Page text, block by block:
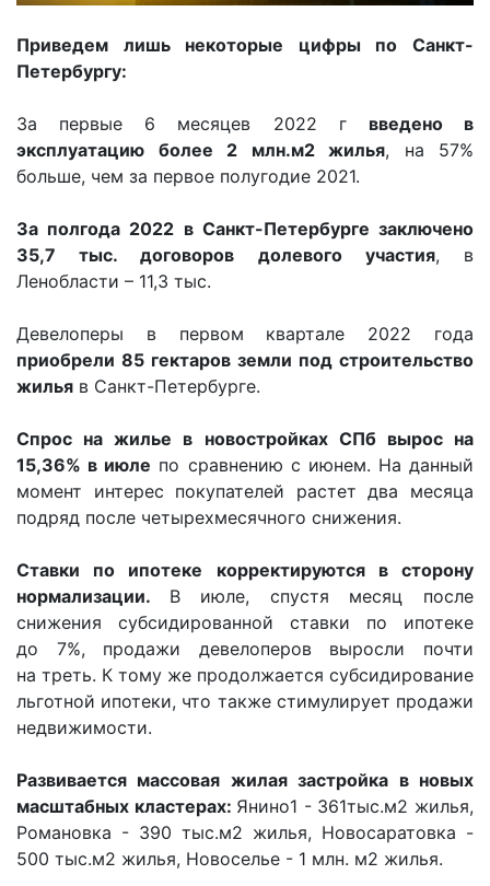
Приведем лишь некоторые цифры по Санкт-
Петербургу:
За первые 6 месяцев 2022 г введено в
эксплуатацию более 2 млн.м2 жилья, на 57%
больше, чем за первое полугодие 2021.
За полгода 2022 в Санкт-Петербурге заключено
35,7 тыс. договоров долевого участия, в
Ленобласти – 11,3 тыс.
Девелоперы в первом квартале 2022 года
приобрели 85 гектаров земли под строительство
жилья в Санкт-Петербурге.
Спрос на жилье в новостройках СПб вырос на
15,36% в июле по сравнению с июнем. На данный
момент интерес покупателей растет два месяца
подряд после четырехмесячного снижения.
Ставки по ипотеке корректируются в сторону
нормализации. В июле, спустя месяц после
снижения субсидированной ставки по ипотеке
до 7%, продажи девелоперов выросли почти
на треть. К тому же продолжается субсидирование
льготной ипотеки, что также стимулирует продажи
недвижимости.
Развивается массовая жилая застройка в новых
масштабных кластерах: Янино1 - 361тыс.м2 жилья,
Романовка - 390 тыс.м2 жилья, Новосаратовка -
500 тыс.м2 жилья, Новоселье - 1 млн. м2 жилья.